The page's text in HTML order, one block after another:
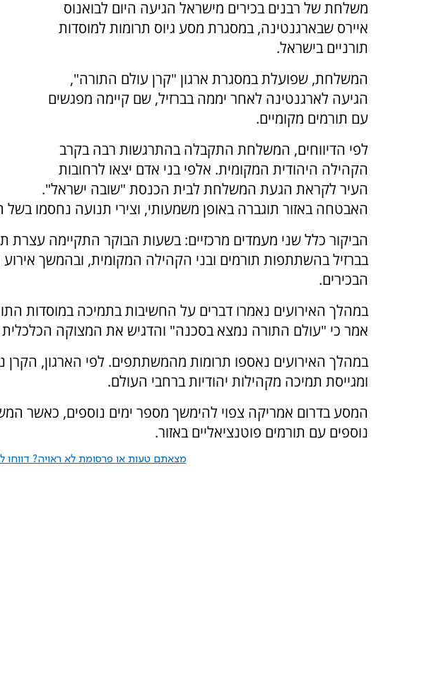
משלחת של רבנים בכירים מישראל הגיעה היום לבואנוס
איירס שבארגנטינה, במסגרת מסע גיוס תרומות למוסדות
תורניים בישראל.
המשלחת, שפועלת במסגרת ארגון "קרן עולם התורה",
הגיעה לארגנטינה לאחר יממה בברזיל, שם קיימה מפגשים
עם תורמים מקומיים.
לפי הדיווחים, המשלחת התקבלה בהתרגשות רבה בקרב
הקהילה היהודית המקומית. אלפי בני אדם יצאו לרחובות
העיר לקראת הגעת המשלחת לבית הכנסת "שובה ישראל".
האבטחה באזור תוגברה באופן משמעותי, וצירי תנועה נחסמו בשל
הביקור כלל שני מעמדים מרכזיים: בשעות הבוקר התקיימה עצרת
בברזיל בהשתתפות תורמים ובני הקהילה המקומית, ובהמשך
הבכירים.
במהלך האירועים נאמרו דברים על החשיבות בתמיכה במוסדות
אמר כי "עולם התורה נמצא בסכנה" והדגיש את המצוקה הכלכלית
במהלך האירועים נאספו תרומות מהמשתתפים. לפי הארגון,
ומגייסת תמיכה מקהילות יהודיות ברחבי העולם.
המסע בדרום אמריקה צפוי להימשך מספר ימים נוספים, כאשר
נוספים עם תורמים פוטנציאליים באזור.
מצאתם טעות או פרסומת לא ראויה? דווחו